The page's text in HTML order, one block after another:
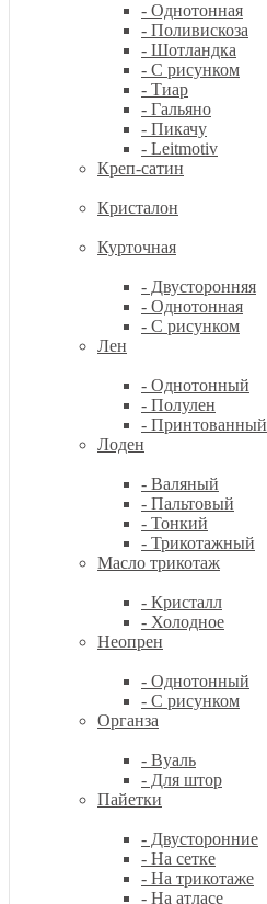
- Однотонная
- Поливискоза
- Шотландка
- С рисунком
- Тиар
- Гальяно
- Пикачу
- Leitmotiv
Креп-сатин
Кристалон
Курточная
- Двусторонняя
- Однотонная
- С рисунком
Лен
- Однотонный
- Полулен
- Принтованный
Лоден
- Валяный
- Пальтовый
- Тонкий
- Трикотажный
Масло трикотаж
- Кристалл
- Холодное
Неопрен
- Однотонный
- С рисунком
Органза
- Вуаль
- Для штор
Пайетки
- Двусторонние
- На сетке
- На трикотаже
- На атласе